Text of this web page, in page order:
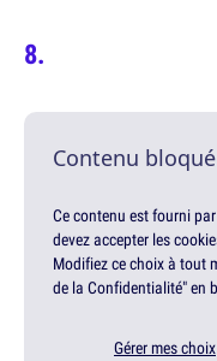
Contenu
Ce contenu est fourni
devez accepter les
Modifiez ce choix à tout
de la Confidentialité" en
Gérer mes choix